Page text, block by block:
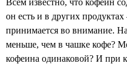
Всем известно, что кофеин
он есть и в других
принимается во внимание.
меньше, чем в чашке кофе?
кофеина одинаковой? И при